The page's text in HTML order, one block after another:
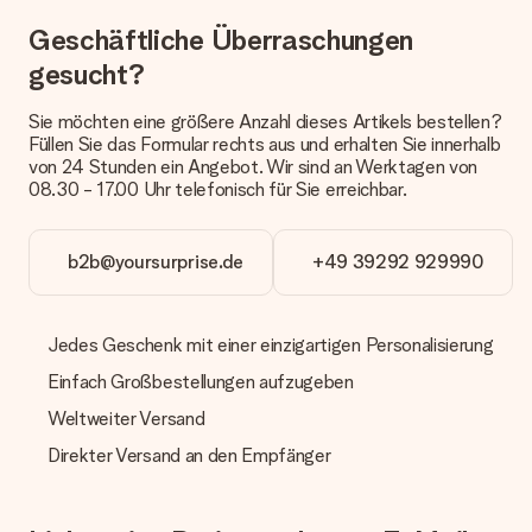
anbieten. Das Geschenk, das bestellt wird, wird als Paket oder
Päckchen versendet. Möchtest du wissen, ob es als Paket
oder Päckchen geliefert wird, kontaktiere bitte unseren
Zahlung
Wie kann ich meine Bestellung bezahlen?
mit normaler Überweisung, Sofortüberweisung, Paypal,
Kreditkarte oder auf Rechnung über Klarna. Bei einer
manuellen Überweisung verlängert sich die Lieferzeit des
Geschenks jedoch um 3 Werktage.
Geschenk empfangen
Was, wenn das Geschenk meine Erwartungen nicht
erfüllt?
Sollte das Geschenk wider Erwarten deine Erwartungen nicht
erfüllen, bitten wir dich, unseren Kundenservice zu
Geschäftliche Überraschungen
gesucht?
Sie möchten eine größere Anzahl dieses Artikels bestellen?
Füllen Sie das Formular rechts aus und erhalten Sie innerhalb
von 24 Stunden ein Angebot. Wir sind an Werktagen von
08.30 - 17.00 Uhr telefonisch für Sie erreichbar.
b2b@yoursurprise.de +49 39292 929990
Jedes Geschenk mit einer einzigartigen Personalisierung
Einfach Großbestellungen aufzugeben
Weltweiter Versand
Direkter Versand an den Empfänger